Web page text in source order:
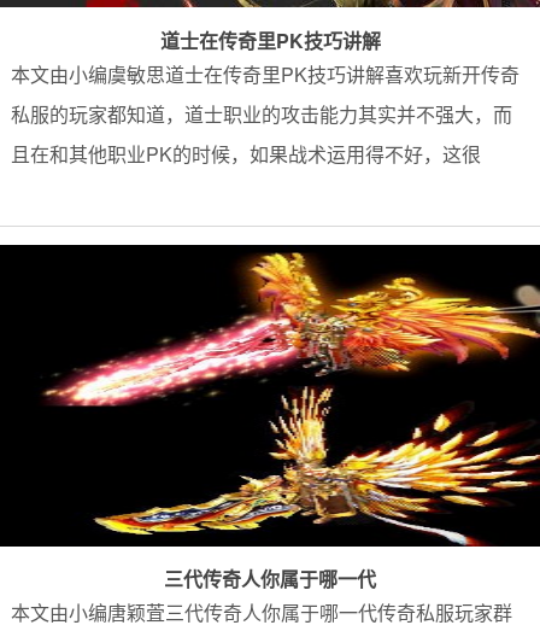
道士在传奇里PK技巧讲解
本文由小编虞敏思道士在传奇里PK技巧讲解喜欢玩新开传奇
私服的玩家都知道，道士职业的攻击能力其实并不强大，而
且在和其他职业PK的时候，如果战术运用得不好，这很
三代传奇人你属于哪一代
本文由小编唐颖萓三代传奇人你属于哪一代传奇私服玩家群